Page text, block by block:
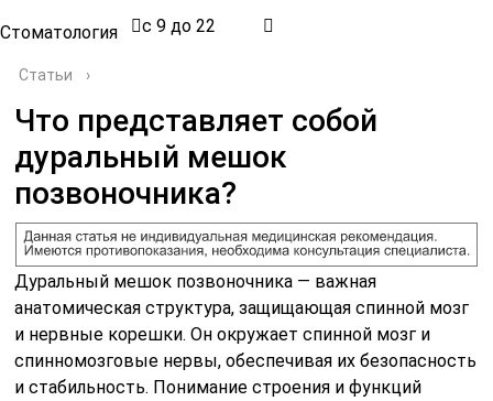
Стоматология с 9 до 22
Статьи ›
Что представляет собой
дуральный мешок
позвоночника?
Дуральный мешок позвоночника — важная
анатомическая структура, защищающая спинной мозг
и нервные корешки. Он окружает спинной мозг и
спинномозговые нервы, обеспечивая их безопасность
и стабильность. Понимание строения и функций